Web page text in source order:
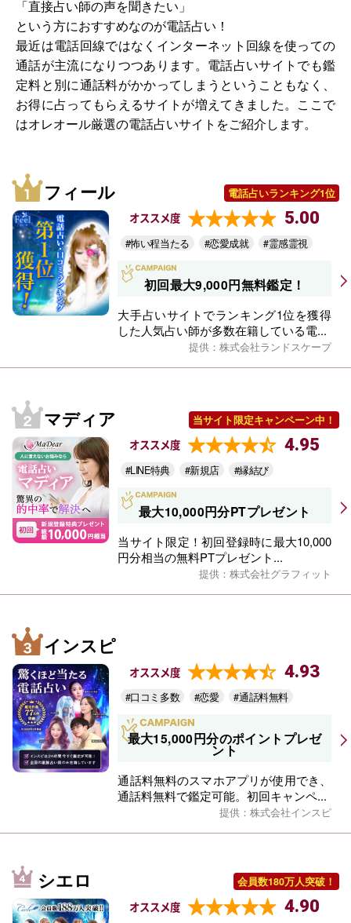
「直接占い師の声を聞きたい」
という方におすすめなのが電話占い！
最近は電話回線ではなくインターネット回線を使っての
通話が主流になりつつあります。電話占いサイトでも鑑
定料と別に通話料がかかってしまうということもなく、
お得に占ってもらえるサイトが増えてきました。ここで
はオレオール厳選の電話占いサイトをご紹介します。
フィール 電話占いランキング1位
オススメ度 5.00
#怖い程当たる #恋愛成就 #霊感霊視
初回最大9,000円無料鑑定！
大手占いサイトでランキング1位を獲得
した人気占い師が多数在籍している電...
提供：株式会社ランドスケープ
マディア 当サイト限定キャンペーン中！
オススメ度 4.95
#LINE特典 #新規店 #縁結び
最大10,000円分PTプレゼント
当サイト限定！初回登録時に最大10,000
円分相当の無料PTプレゼント...
提供：株式会社グラフィット
インスピ
オススメ度 4.93
#口コミ多数 #恋愛 #通話料無料
最大15,000円分のポイントプレゼ
ント
通話料無料のスマホアプリが使用でき、
通話料無料で鑑定可能。初回キャンペ...
提供：株式会社インスピ
シエロ 会員数180万人突破！
オススメ度 4.90